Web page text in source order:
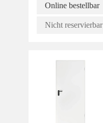
Online bestellbar
Nicht reservierbar